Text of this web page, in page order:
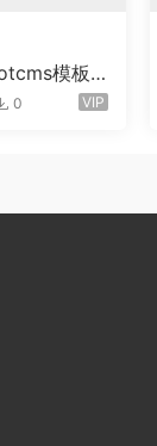
模板
饰装潢公
0 VIP